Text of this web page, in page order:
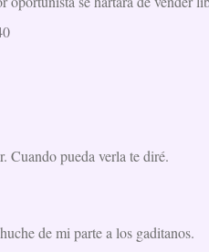
Cuando pueda verla te diré.
de mi parte a los gaditanos.